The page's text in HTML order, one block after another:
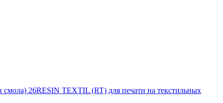
смола) 26RESIN TEXTIL (RT) для печати на текстильных